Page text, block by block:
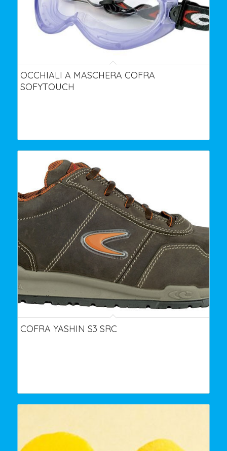
OCCHIALI A MASCHERA COFRA
SOFYTOUCH
COFRA YASHIN S3 SRC